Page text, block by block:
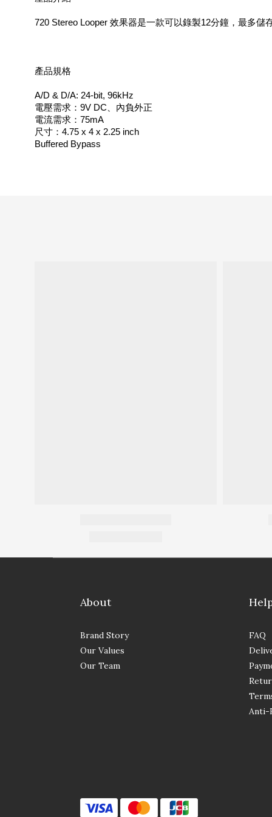
720 Stereo Looper 效果器是一款可以錄製12分鐘，最多儲
產品規格
A/D & D/A: 24-bit, 96kHz
電壓需求：9V DC、內負外正
電流需求：75mA
尺寸：4.75 x 4 x 2.25 inch
Buffered Bypass
About
Brand Story
Our Values
Our Team
FAQ
Anti-